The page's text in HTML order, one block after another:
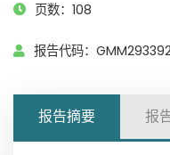
页数：108
报告代码：
报告摘要 报